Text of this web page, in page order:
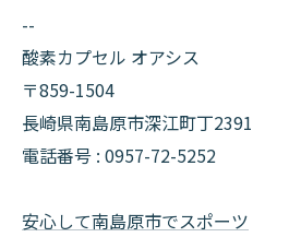
--
酸素カプセル オアシス
〒859-1504
長崎県南島原市深江町丁2391
電話番号 : 0957-72-5252
安心して南島原市でスポーツ